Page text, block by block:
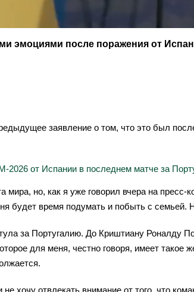
эмоциями после поражения от
заявление о том, что это был
2026 от Испании в последнем матче за
мира, но, как я уже говорил вчера на
будет время подумать и побыть с
за Португалию. До Криштиану Роналду
для меня, честно говоря, имеет
хочу отвлекать внимание от того, что